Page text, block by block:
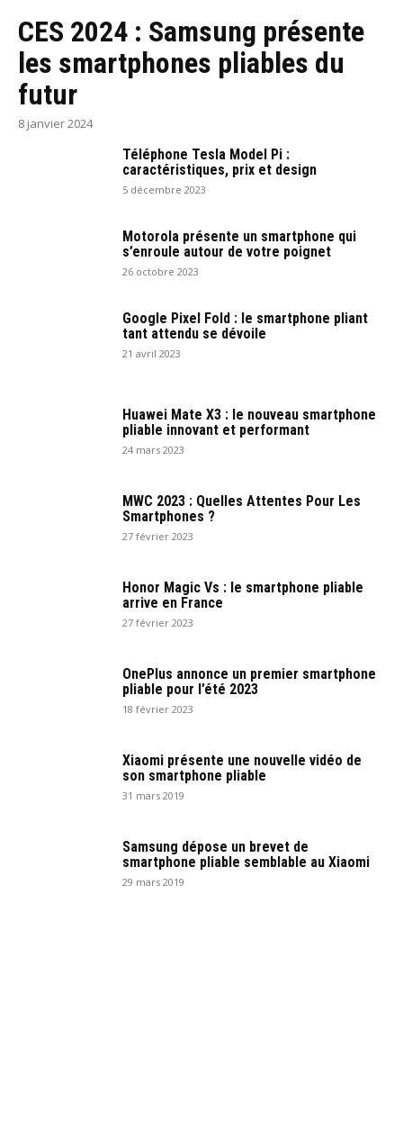
CES 2024 : Samsung présente
les smartphones pliables du
futur
8 janvier 2024
Téléphone Tesla Model Pi :
caractéristiques, prix et design
5 décembre 2023
Motorola présente un smartphone qui
s’enroule autour de votre poignet
26 octobre 2023
Google Pixel Fold : le smartphone pliant
tant attendu se dévoile
21 avril 2023
Huawei Mate X3 : le nouveau smartphone
pliable innovant et performant
24 mars 2023
MWC 2023 : Quelles Attentes Pour Les
Smartphones ?
27 février 2023
Honor Magic Vs : le smartphone pliable
arrive en France
27 février 2023
OnePlus annonce un premier smartphone
pliable pour l’été 2023
18 février 2023
Xiaomi présente une nouvelle vidéo de
son smartphone pliable
31 mars 2019
Samsung dépose un brevet de
smartphone pliable semblable au Xiaomi
29 mars 2019